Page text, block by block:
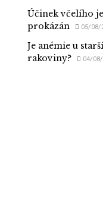
Účinek včelího
prokázán
05/08/
Je anémie u
rakoviny?
04/